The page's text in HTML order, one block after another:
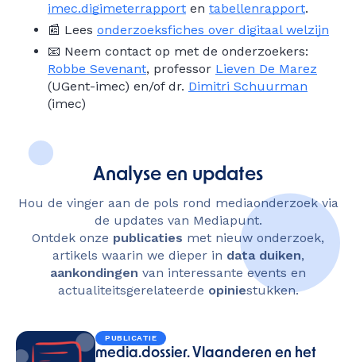
imec.digimeterrapport en tabellenrapport.
📰 Lees onderzoeksfiches over digitaal welzijn
📧 Neem contact op met de onderzoekers:
Robbe Sevenant, professor Lieven De Marez
(UGent-imec) en/of dr. Dimitri Schuurman
(imec)
Analyse en updates
Hou de vinger aan de pols rond mediaonderzoek via
de updates van Mediapunt.
Ontdek onze publicaties met nieuw onderzoek,
artikels waarin we dieper in data duiken,
aankondingen van interessante events en
actualiteitsgerelateerde opiniestukken.
PUBLICATIE
media.dossier. Vlaanderen en het